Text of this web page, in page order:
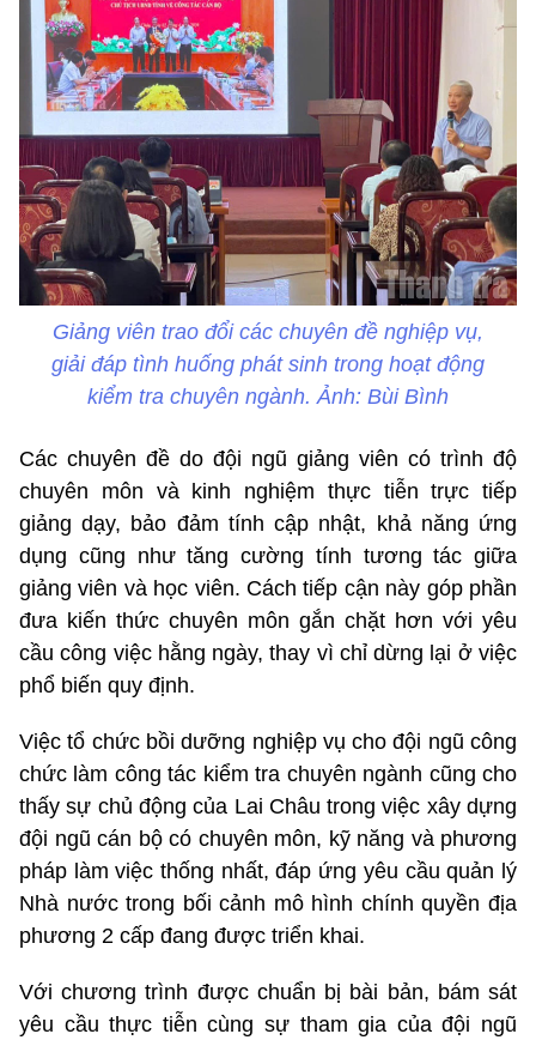
Giảng viên trao đổi các chuyên đề nghiệp vụ,
giải đáp tình huống phát sinh trong hoạt động
kiểm tra chuyên ngành. Ảnh: Bùi Bình
Các chuyên đề do đội ngũ giảng viên có trình độ
chuyên môn và kinh nghiệm thực tiễn trực tiếp
giảng dạy, bảo đảm tính cập nhật, khả năng ứng
dụng cũng như tăng cường tính tương tác giữa
giảng viên và học viên. Cách tiếp cận này góp phần
đưa kiến thức chuyên môn gắn chặt hơn với yêu
cầu công việc hằng ngày, thay vì chỉ dừng lại ở việc
phổ biến quy định.
Việc tổ chức bồi dưỡng nghiệp vụ cho đội ngũ công
chức làm công tác kiểm tra chuyên ngành cũng cho
thấy sự chủ động của Lai Châu trong việc xây dựng
đội ngũ cán bộ có chuyên môn, kỹ năng và phương
pháp làm việc thống nhất, đáp ứng yêu cầu quản lý
Nhà nước trong bối cảnh mô hình chính quyền địa
phương 2 cấp đang được triển khai.
Với chương trình được chuẩn bị bài bản, bám sát
yêu cầu thực tiễn cùng sự tham gia của đội ngũ